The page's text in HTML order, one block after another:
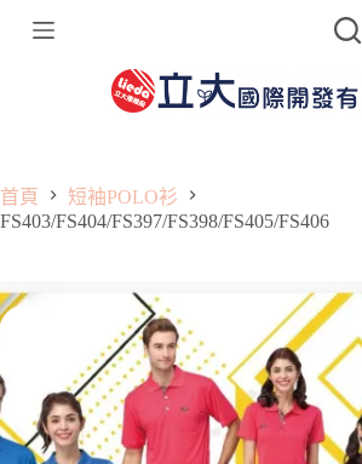
跳
首頁
短袖POLO衫
FS403/FS404/FS397/FS398/FS405/FS406